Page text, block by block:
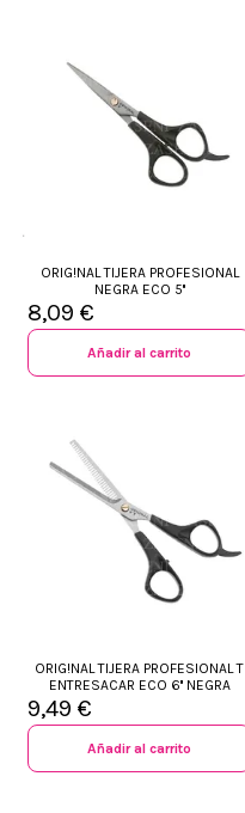
ORIG!NAL TIJERA PROFESIONAL
NEGRA ECO 5''
8,09 €
Añadir al carrito
ORIG!NAL TIJERA PROFESIONAL T
ENTRESACAR ECO 6'' NEGRA
9,49 €
Añadir al carrito